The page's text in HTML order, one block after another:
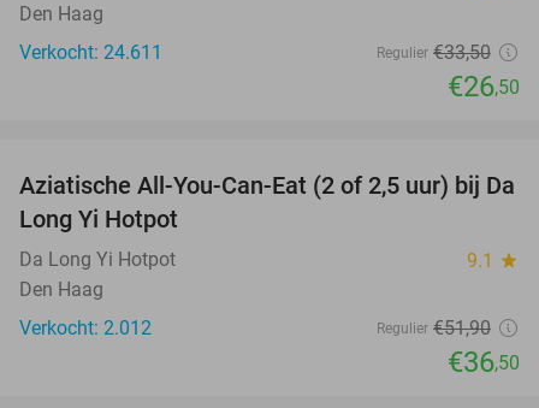
Den Haag
Verkocht: 24.611
Regulier €33,50
€26,50
30%
Aziatische All-You-Can-Eat (2 of 2,5 uur) bij Da
Long Yi Hotpot
Da Long Yi Hotpot 9.1 star
Den Haag
Verkocht: 2.012
Regulier €51,90
€36,50